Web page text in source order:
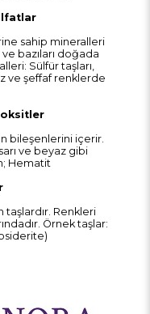
sahip mineralleri
bazıları doğada
Sülfür taşları,
ve şeffaf renklerde
bileşenlerini içerir.
ve beyaz gibi
Hematit
Renkleri
Örnek taşlar: